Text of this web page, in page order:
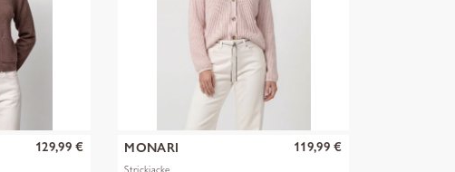
129,99 € MONARI
Strickjacke
119,99 €